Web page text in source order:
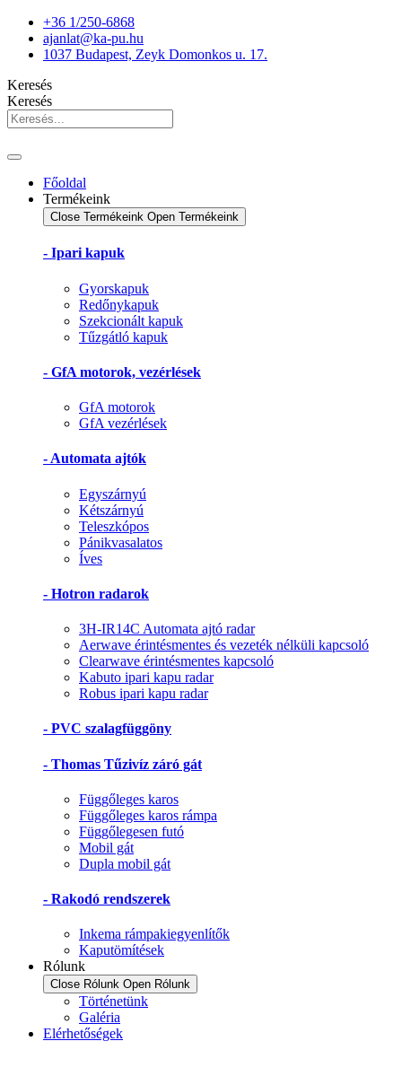
Ugrás
tartalomhoz
+36 1/250-6868
ajanlat@ka-pu.hu
1037 Budapest, Zeyk Domonkos u. 17.
Keresés
Keresés
Főoldal
Termékeink
Close Termékeink Open Termékeink
- Ipari kapuk
Gyorskapuk
Redőnykapuk
Szekcionált kapuk
Tűzgátló kapuk
- GfA motorok, vezérlések
GfA motorok
GfA vezérlések
- Automata ajtók
Egyszárnyú
Kétszárnyú
Teleszkópos
Pánikvasalatos
Íves
- Hotron radarok
3H-IR14C Automata ajtó radar
Aerwave érintésmentes és vezeték nélküli kapcsoló
Clearwave érintésmentes kapcsoló
Kabuto ipari kapu radar
Robus ipari kapu radar
- PVC szalagfüggöny
- Thomas Tűzivíz záró gát
Függőleges karos
Függőleges karos rámpa
Függőlegesen futó
Mobil gát
Dupla mobil gát
- Rakodó rendszerek
Inkema rámpakiegyenlítők
Kaputömítések
Rólunk
Close Rólunk Open Rólunk
Történetünk
Galéria
Elérhetőségek